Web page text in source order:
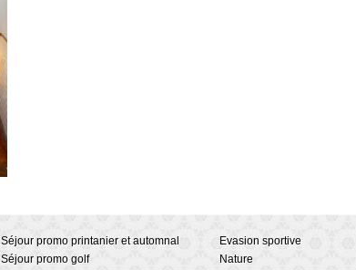
Séjour promo printanier et automnal
Séjour promo golf
Evasion sportive
Nature